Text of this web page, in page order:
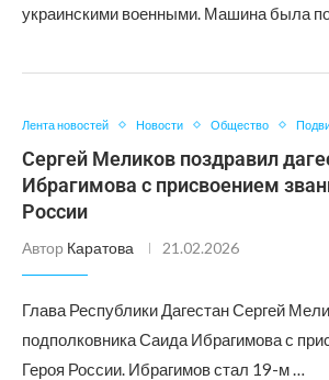
украинскими военными. Машина была
Лента новостей Новости Общество
Сергей Меликов поздравил
Ибрагимова с присвоением
России
Автор Каратова 21.02.2026
Глава Республики Дагестан Сергей
подполковника Саида Ибрагимова с
Героя России. Ибрагимов стал 19-м …